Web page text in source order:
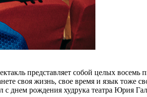
представляет собой целых восемь
своя жизнь, свое время и язык тоже
с днем рождения худрука театра Юрия